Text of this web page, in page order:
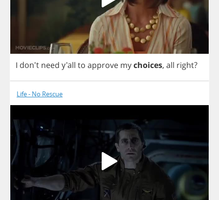
I don't need y'all to approve mychoices, all right?
Life - No Rescue